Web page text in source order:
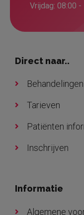
Vrijdag: 08:00
Direct naar..
Behandelingen
Tarieven
Patiënten
Inschrijven
Informatie
Algemene